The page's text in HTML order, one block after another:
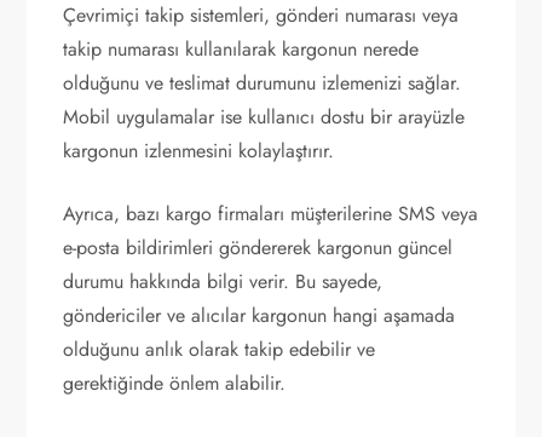
Çevrimiçi takip sistemleri, gönderi numarası veya
takip numarası kullanılarak kargonun nerede
olduğunu ve teslimat durumunu izlemenizi sağlar.
Mobil uygulamalar ise kullanıcı dostu bir arayüzle
kargonun izlenmesini kolaylaştırır.
Ayrıca, bazı kargo firmaları müşterilerine SMS veya
e-posta bildirimleri göndererek kargonun güncel
durumu hakkında bilgi verir. Bu sayede,
göndericiler ve alıcılar kargonun hangi aşamada
olduğunu anlık olarak takip edebilir ve
gerektiğinde önlem alabilir.